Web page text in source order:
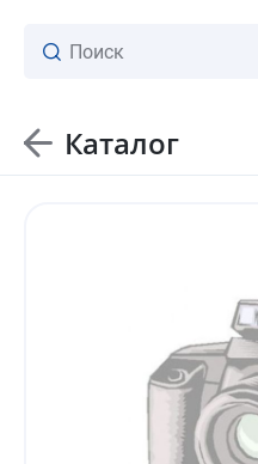
Каталог